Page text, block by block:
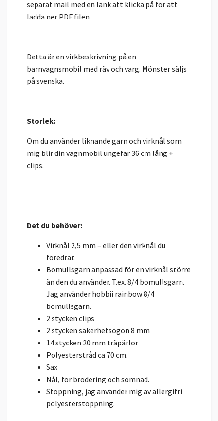
separat mail med en länk att klicka på för att
ladda ner PDF filen.
Detta är en virkbeskrivning på en
barnvagnsmobil med räv och varg. Mönster säljs
på svenska.
Storlek:
Om du använder liknande garn och virknål som
mig blir din vagnmobil ungefär 36 cm lång +
clips.
Det du behöver:
Virknål 2,5 mm – eller den virknål du
föredrar.
Bomullsgarn anpassad för en virknål större
än den du använder. T.ex. 8/4 bomullsgarn.
Jag använder hobbii rainbow 8/4
bomullsgarn.
2 stycken clips
2 stycken säkerhetsögon 8 mm
14 stycken 20 mm träpärlor
Polyesterstråd ca 70 cm.
Sax
Nål, för brodering och sömnad.
Stoppning, jag använder mig av allergifri
polyesterstoppning.